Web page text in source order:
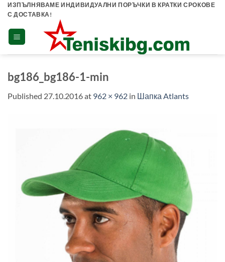
Skip
content
ИЗПЪЛНЯВАМЕ ИНДИВИДУАЛНИ ПОРЪЧКИ В КРАТКИ СРОКОВЕ
С ДОСТАВКА!
bg186_bg186-1-min
Published 27.10.2016at 962 × 962 in Шапка Atlants